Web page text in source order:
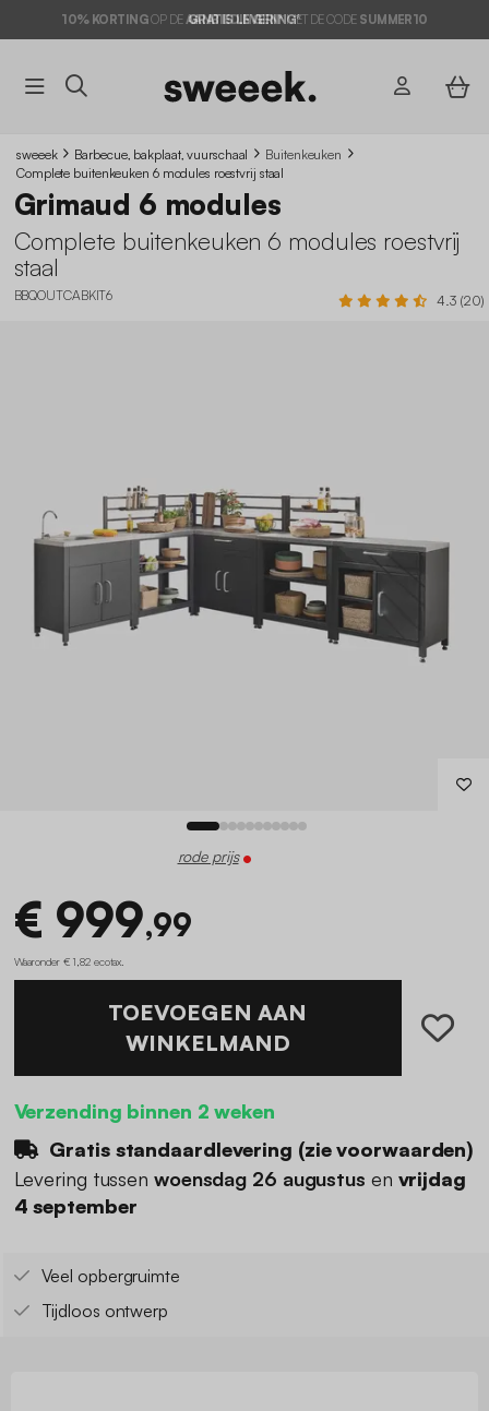
10% KORTINGOP DEAANBIEDINGEN*MET DE CODE SUMMER10
GRATIS LEVERING*
sweeek Barbecue, bakplaat, vuurschaal
Buitenkeuken
Complete buitenkeuken 6 modules roestvrij staal
Grimaud 6 modules
Complete buitenkeuken 6 modules roestvrij
staal
BBQOUTCABKIT6 4.3 (20)
rode prijs
€ 999,99
Waaronder € 1,82 ecotax
TOEVOEGEN AAN
WINKELMAND
Verzending binnen 2 weken
Gratis standaardlevering (zie voorwaarden)
Levering tussen woensdag 26 augustus en vrijdag
4 september
Veel opbergruimte
Tijdloos ontwerp